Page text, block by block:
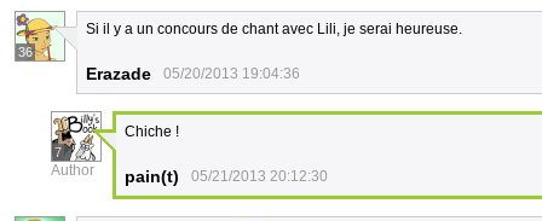
36
Si il y a un concours de chant avec Lili, je serai heureuse.
Erazade 05/20/2013 19:04:36
7
Author
Chiche !
pain(t) 05/21/2013 20:12:30